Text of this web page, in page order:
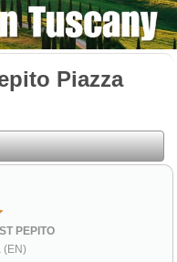
Piazza
PEPITO
(EN)